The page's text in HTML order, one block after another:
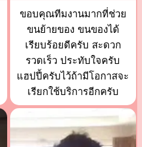
ขอบคุณทีมงานมากที่ช่วย
ขนย้ายของ ขนของได้
เรียบร้อยดีครับ สะดวก
รวดเร็ว ประทับใจครับ
แฮปปี้ครับไว้ถ้ามีโอกาสจะ
เรียกใช้บริการอีกครับ